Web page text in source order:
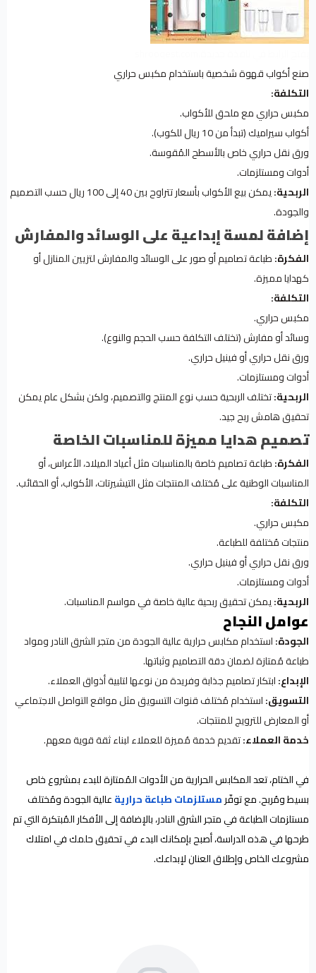
صنع أكواب قهوة شخصية باستخدام مكبس حراري
التكلفة:
مكبس حراري مع ملحق للأكواب.
أكواب سيراميك (تبدأ من 10 ريال للكوب).
ورق نقل حراري خاص بالأسطح المُقوسة.
أدوات ومستلزمات.
الربحية:
يمكن بيع الأكواب بأسعار تتراوح بين 40 إلى 100 ريال حسب التصميم
والجودة.
إضافة لمسة إبداعية على الوسائد والمفارش
الفكرة:طباعة تصاميم أو صور على الوسائد والمفارش لتزيين المنازل أو
كهدايا مميزة.
التكلفة:
مكبس حراري.
وسائد أو مفارش (تختلف التكلفة حسب الحجم والنوع).
ورق نقل حراري أو فينيل حراري.
أدوات ومستلزمات.
الربحية:تختلف الربحية حسب نوع المنتج والتصميم، ولكن بشكل عام يمكن
تحقيق هامش ربح جيد.
تصميم هدايا مميزة للمناسبات الخاصة
الفكرة:طباعة تصاميم خاصة بالمناسبات مثل أعياد الميلاد، الأعراس، أو
المناسبات الوطنية على مُختلف المنتجات مثل التيشيرتات، الأكواب، أو الحقائب.
التكلفة:
مكبس حراري.
منتجات مُختلفة للطباعة.
ورق نقل حراري أو فينيل حراري.
أدوات ومستلزمات.
الربحية:يمكن تحقيق ربحية عالية خاصة في مواسم المناسبات.
عوامل النجاح
الجودة:استخدام مكابس حرارية عالية الجودة من متجر الشرق النادر ومواد
طباعة مُمتازة لضمان دقة التصاميم وثباتها.
الإبداع:ابتكار تصاميم جذابة وفريدة من نوعها لتلبية أذواق العملاء.
التسويق:استخدام مُختلف قنوات التسويق مثل مواقع التواصل الاجتماعي
أو المعارض للترويج للمنتجات.
خدمة العملاء:تقديم خدمة مُميزة للعملاء لبناء ثقة قوية معهم.
في الختام، تعد المكابس الحرارية من الأدوات المُمتازة للبدء بمشروع خاص
بسيط ومُربح. مع توفّرمستلزمات طباعة حراريةعالية الجودة ومُختلف
مستلزمات الطباعة في متجر الشرق النادر، بالإضافة إلى الأفكار المُبتكرة التي تم
طرحها في هذه الدراسة، أصبح بإمكانك البدء في تحقيق حلمك في امتلاك
مشروعك الخاص وإطلاق العنان لإبداعك.